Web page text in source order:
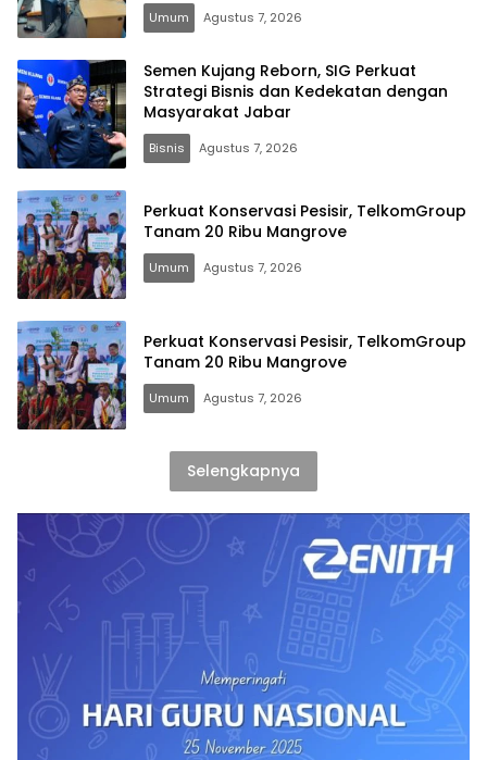
Umum Agustus 7, 2026
Semen Kujang Reborn, SIG Perkuat
Strategi Bisnis dan Kedekatan dengan
Masyarakat Jabar
Bisnis Agustus 7, 2026
Perkuat Konservasi Pesisir, TelkomGroup
Tanam 20 Ribu Mangrove
Umum Agustus 7, 2026
Perkuat Konservasi Pesisir, TelkomGroup
Tanam 20 Ribu Mangrove
Umum Agustus 7, 2026
Selengkapnya